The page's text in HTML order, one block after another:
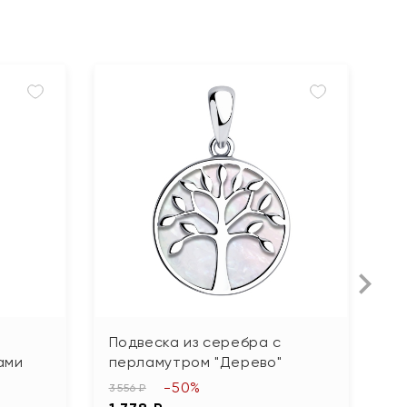
Подвеска из серебра с
перламутром "Дерево"
3 556 ₽ -50%